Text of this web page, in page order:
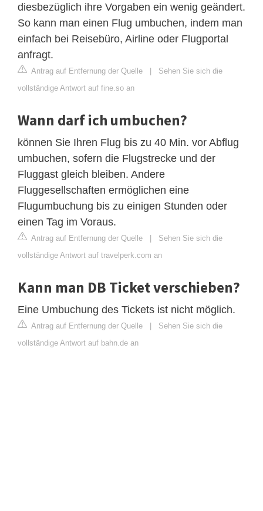
diesbezüglich ihre Vorgaben ein wenig geändert.
So kann man einen Flug umbuchen, indem man
einfach bei Reisebüro, Airline oder Flugportal
anfragt.
Antrag auf Entfernung der Quelle | Sehen Sie sich die
vollständige Antwort auf fine.so an
Wann darf ich umbuchen?
können Sie Ihren Flug bis zu 40 Min. vor Abflug
umbuchen, sofern die Flugstrecke und der
Fluggast gleich bleiben. Andere
Fluggesellschaften ermöglichen eine
Flugumbuchung bis zu einigen Stunden oder
einen Tag im Voraus.
Antrag auf Entfernung der Quelle | Sehen Sie sich die
vollständige Antwort auf travelperk.com an
Kann man DB Ticket verschieben?
Eine Umbuchung des Tickets ist nicht möglich.
Antrag auf Entfernung der Quelle | Sehen Sie sich die
vollständige Antwort auf bahn.de an